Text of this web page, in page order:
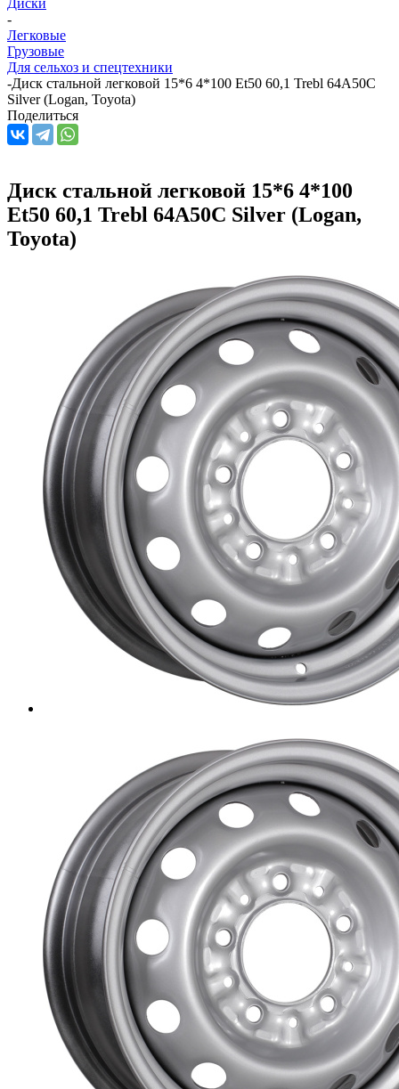
-
Легковые
Грузовые
Для сельхоз и спецтехники
-Диск стальной легковой 15*6 4*100 Et50 60,1 Trebl 64A50C
Silver (Logan, Toyota)
Поделиться
Диск стальной легковой 15*6 4*100
Et50 60,1 Trebl 64A50C Silver (Logan,
Toyota)